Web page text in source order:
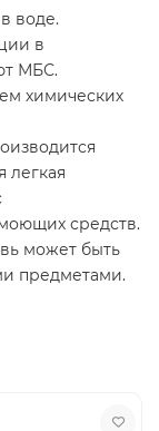
воде.
в
МБС.
химических
легкая
средств.
может быть
предметами.